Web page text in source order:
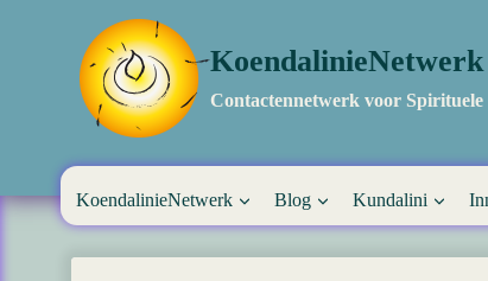
KoendalinieNetwerk
Contactennetwerk voor
KoendalinieNetwerk Blog Kundalini